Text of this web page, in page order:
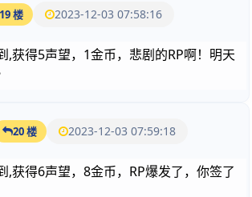
19 楼 2023-12-03 07:58:16
,获得5声望，1金币，悲剧的RP啊！明天
20 楼 2023-12-03 07:59:18
,获得6声望，8金币，RP爆发了，你签了